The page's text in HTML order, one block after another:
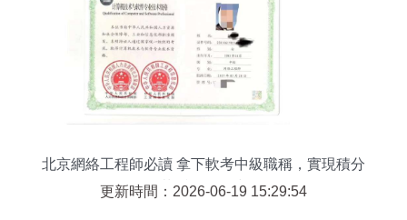
北京網絡工程師必讀 拿下軟考中級職稱，實現積分
落戶關鍵一步
更新時間：2026-06-19 15:29:54